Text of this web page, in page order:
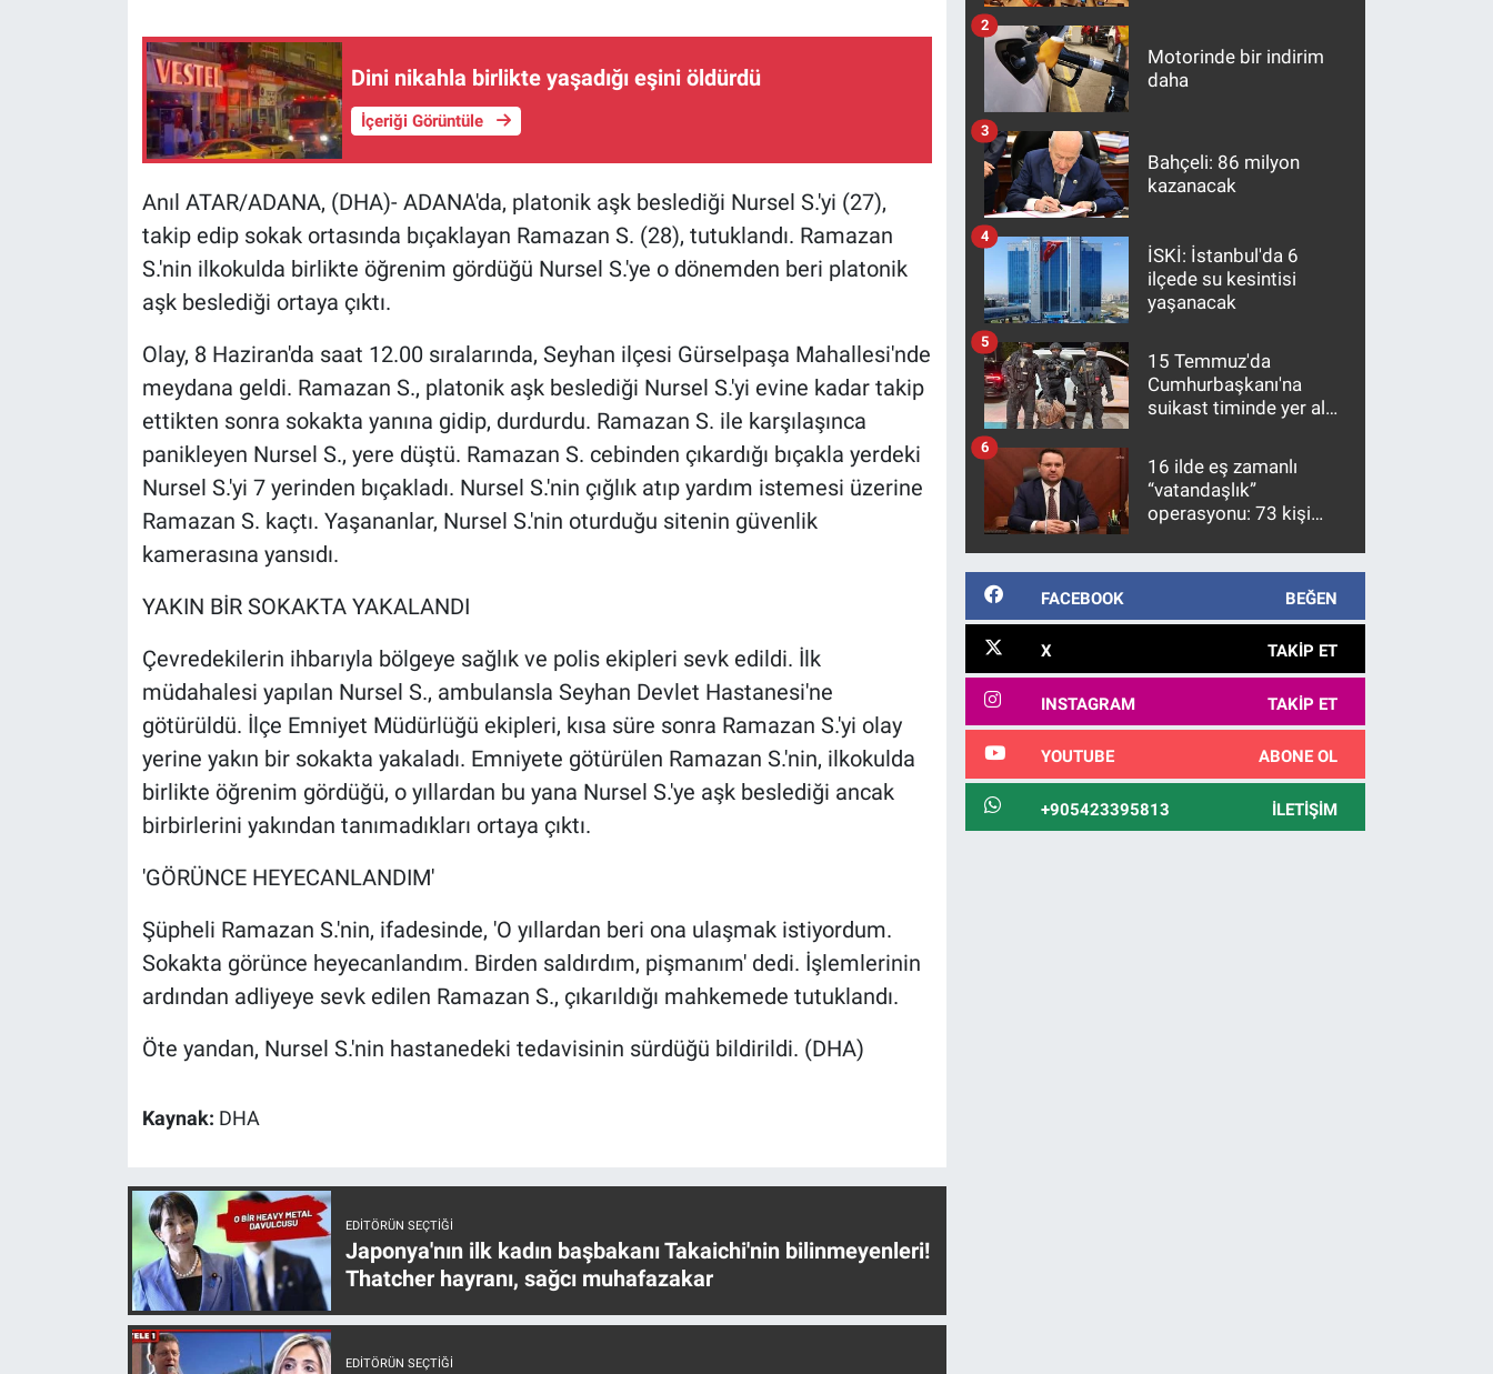
Dini nikahla birlikte yaşadığı eşini öldürdü
İçeriği Görüntüle
Anıl ATAR/ADANA, (DHA)- ADANA'da, platonik aşk beslediği Nursel S.'yi (27),
takip edip sokak ortasında bıçaklayan Ramazan S. (28), tutuklandı. Ramazan
S.'nin ilkokulda birlikte öğrenim gördüğü Nursel S.'ye o dönemden beri platonik
aşk beslediği ortaya çıktı.
Olay, 8 Haziran'da saat 12.00 sıralarında, Seyhan ilçesi Gürselpaşa Mahallesi'nde
meydana geldi. Ramazan S., platonik aşk beslediği Nursel S.'yi evine kadar takip
ettikten sonra sokakta yanına gidip, durdurdu. Ramazan S. ile karşılaşınca
panikleyen Nursel S., yere düştü. Ramazan S. cebinden çıkardığı bıçakla yerdeki
Nursel S.'yi 7 yerinden bıçakladı. Nursel S.'nin çığlık atıp yardım istemesi üzerine
Ramazan S. kaçtı. Yaşananlar, Nursel S.'nin oturduğu sitenin güvenlik
kamerasına yansıdı.
YAKIN BİR SOKAKTA YAKALANDI
Çevredekilerin ihbarıyla bölgeye sağlık ve polis ekipleri sevk edildi. İlk
müdahalesi yapılan Nursel S., ambulansla Seyhan Devlet Hastanesi'ne
götürüldü. İlçe Emniyet Müdürlüğü ekipleri, kısa süre sonra Ramazan S.'yi olay
yerine yakın bir sokakta yakaladı. Emniyete götürülen Ramazan S.'nin, ilkokulda
birlikte öğrenim gördüğü, o yıllardan bu yana Nursel S.'ye aşk beslediği ancak
birbirlerini yakından tanımadıkları ortaya çıktı.
'GÖRÜNCE HEYECANLANDIM'
Şüpheli Ramazan S.'nin, ifadesinde, 'O yıllardan beri ona ulaşmak istiyordum.
Sokakta görünce heyecanlandım. Birden saldırdım, pişmanım' dedi. İşlemlerinin
ardından adliyeye sevk edilen Ramazan S., çıkarıldığı mahkemede tutuklandı.
Öte yandan, Nursel S.'nin hastanedeki tedavisinin sürdüğü bildirildi. (DHA)
Kaynak: DHA
EDITÖRÜN SEÇTIĞI
Japonya'nın ilk kadın başbakanı Takaichi'nin bilinmeyenleri!
Thatcher hayranı, sağcı muhafazakar
EDITÖRÜN SEÇTIĞI
Motorinde bir indirim
daha
2
Bahçeli: 86 milyon
kazanacak
3
İSKİ: İstanbul'da 6
ilçede su kesintisi
yaşanacak
4
15 Temmuz'da
Cumhurbaşkanı'na
suikast timinde yer alan
10 yıl sonra yakalandı
5
16 ilde eş zamanlı
“vatandaşlık”
operasyonu: 73 kişi
6
FACEBOOK BEĞEN
X TAKIP ET
INSTAGRAM TAKIP ET
YOUTUBE ABONE OL
+905423395813 İLETIŞIM
Gündem Özel
Günün görüntüsü
Kültür Sanat
Ne demişti
Programlar
Teknoloji
Yerel Gündem